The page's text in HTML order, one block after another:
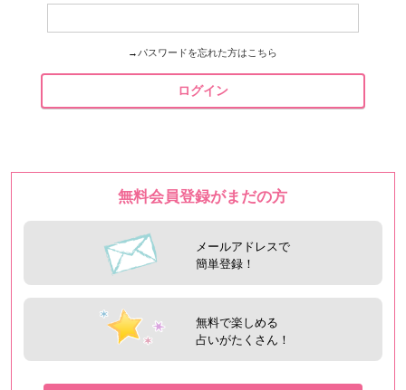
→ パスワードを忘れた方はこちら
ログイン
無料会員登録がまだの方
メールアドレスで
簡単登録！
無料で楽しめる
占いがたくさん！